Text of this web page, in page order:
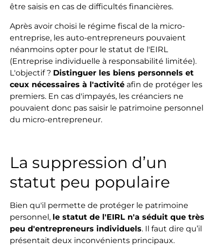
être saisis en cas de difficultés financières.
Après avoir choisi le régime fiscal de la micro-
entreprise, les auto-entrepreneurs pouvaient
néanmoins opter pour le statut de l'EIRL
(Entreprise individuelle à responsabilité limitée).
L'objectif ? Distinguer les biens personnels et
ceux nécessaires à l'activité afin de protéger les
premiers. En cas d'impayés, les créanciers ne
pouvaient donc pas saisir le patrimoine personnel
du micro-entrepreneur.
La suppression d’un
statut peu populaire
Bien qu'il permette de protéger le patrimoine
personnel, le statut de l'EIRL n'a séduit que très
peu d'entrepreneurs individuels. Il faut dire qu’il
présentait deux inconvénients principaux.